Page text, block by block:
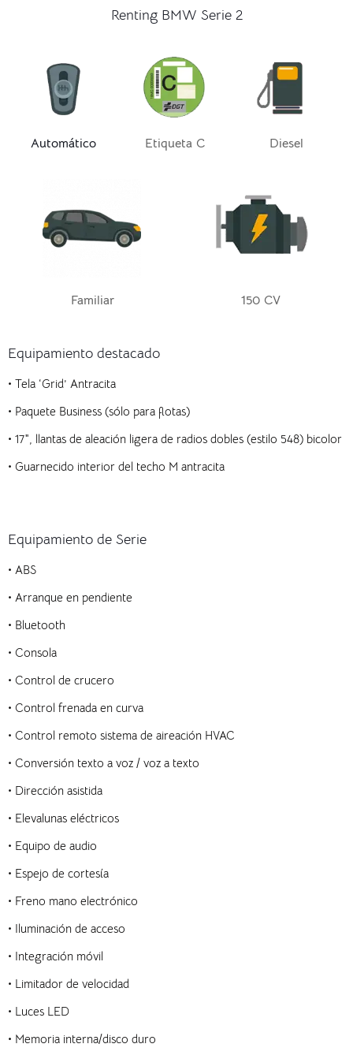
Renting BMW Serie 2
Automático Etiqueta C Diesel
Familiar 150 CV
Equipamiento destacado
• Tela ‘Grid’ Antracita
• Paquete Business (sólo para flotas)
• 17″, llantas de aleación ligera de radios dobles (estilo 548) bicolor
• Guarnecido interior del techo M antracita
Equipamiento de Serie
• ABS
• Arranque en pendiente
• Bluetooth
• Consola
• Control de crucero
• Control frenada en curva
• Control remoto sistema de aireación HVAC
• Conversión texto a voz / voz a texto
• Dirección asistida
• Elevalunas eléctricos
• Equipo de audio
• Espejo de cortesía
• Freno mano electrónico
• Iluminación de acceso
• Integración móvil
• Limitador de velocidad
• Luces LED
• Memoria interna/disco duro